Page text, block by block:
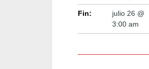
Fin:
julio 26 @
3:00 am